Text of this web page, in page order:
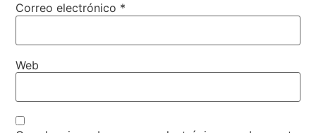
Correo electrónico *
Web